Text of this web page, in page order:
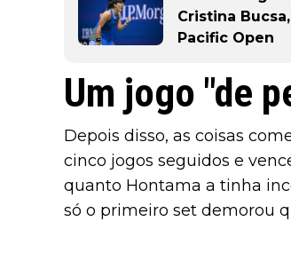
Cristina
Pacific Open
Um jogo "de
Depois disso, as coisas
cinco jogos seguidos e
quanto Hontama a tinha
só o primeiro set demorou